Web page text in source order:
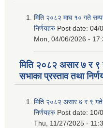
मिति २०८२ माघ १० गते
निर्णयहरु Post date: 04/
Mon, 04/06/2026 -
मिति २०८२ असार ७ र
सभाका प्रस्ताव तथा
मिति २०८२ असार ७ र ९
निर्णयहरु Post date: 10/
Thu, 11/27/2025 -